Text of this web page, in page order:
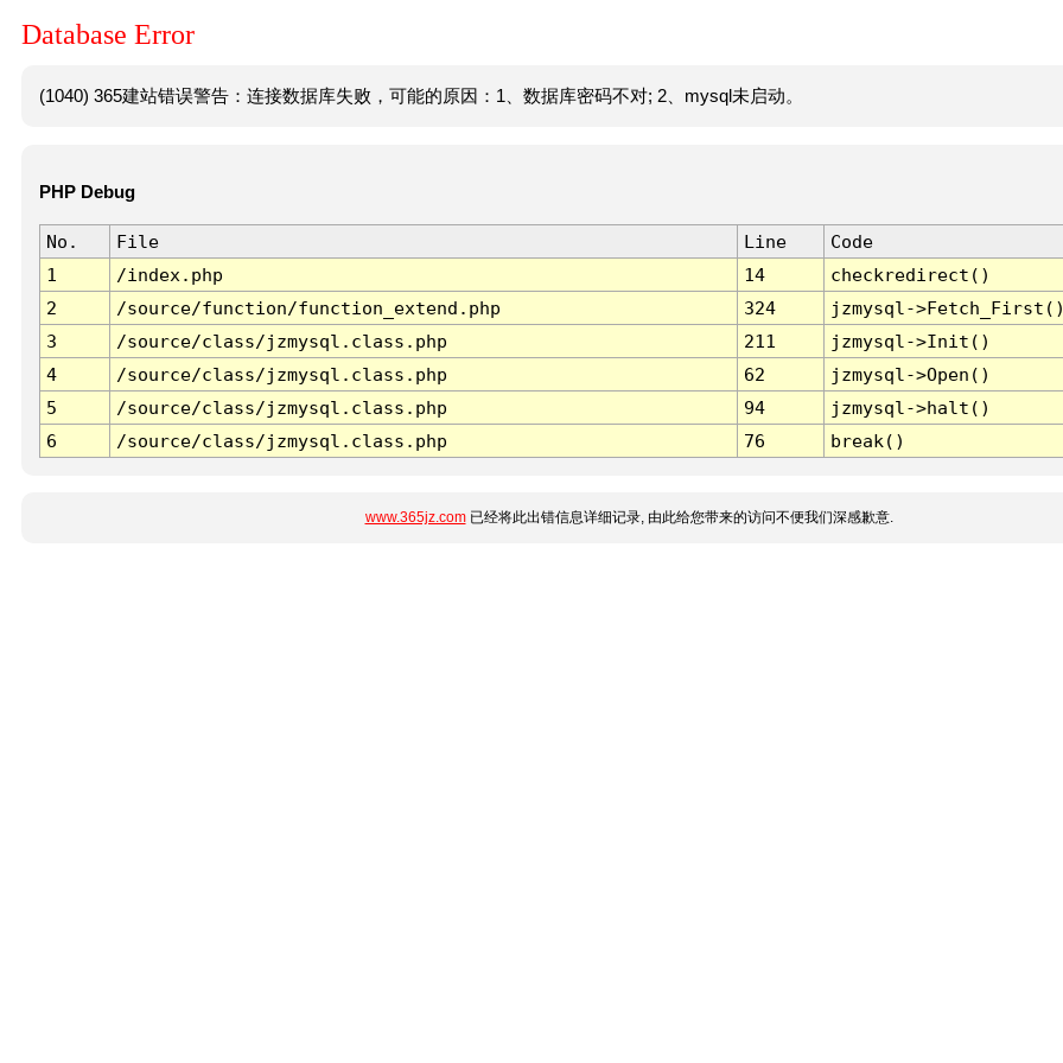
Database Error
(1040) 365建站错误警告：连接数据库失败，可能的原因：1、数据库密码不对; 2、mysql未启动。
PHP Debug
No. File Line
Code
1
/index.php 14
checkredirect()
2
/source/function/function_extend.php 324
jzmysql-
3
/source/class/jzmysql.class.php 211
jzmysql->Init()
4
/source/class/jzmysql.class.php 62
jzmysql->Open()
5
/source/class/jzmysql.class.php 94
jzmysql->halt()
6
/source/class/jzmysql.class.php 76 break()
www.365jz.com已经将此出错信息详细记录, 由此给您带来的访问不便我们深感歉意.